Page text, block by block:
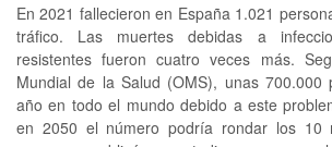
En 2021 fallecieron en España 1.021
tráfico. Las muertes debidas a
resistentes fueron cuatro veces más.
Mundial de la Salud (OMS), unas 700.000
año en todo el mundo debido a este
en 2050 el número podría rondar los 10